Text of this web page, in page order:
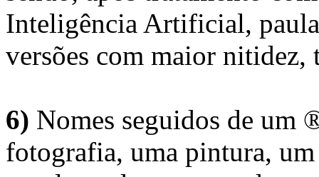
Inteligência Artificial,
versões com maior nitidez,
6) Nomes seguidos de um
fotografia, uma pintura,